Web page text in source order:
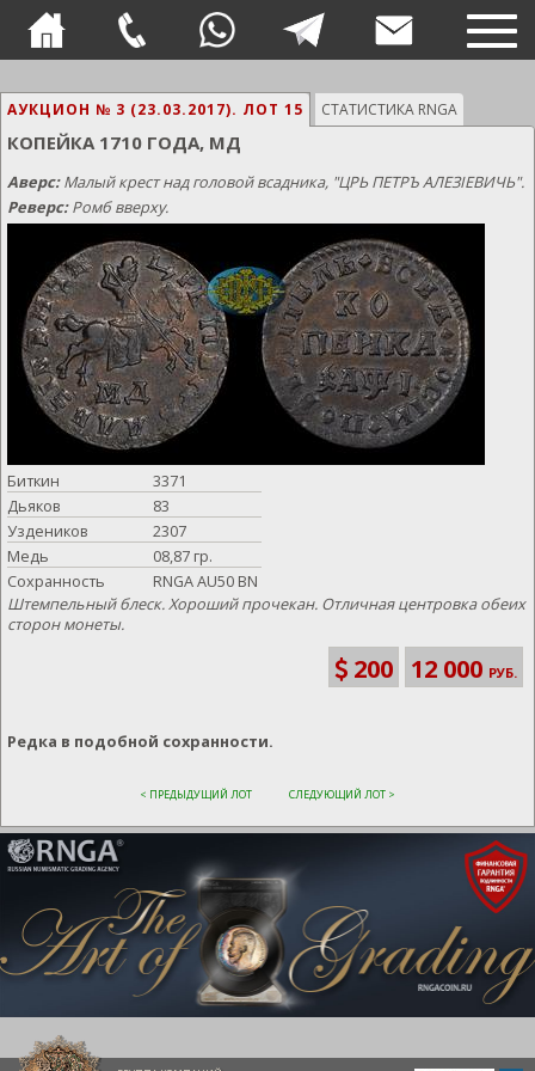
АУКЦИОН № 3 (23.03.2017). ЛОТ 15 СТАТИСТИКА RNGA
КОПЕЙКА 1710 ГОДА, МД
Аверс:Малый крест над головой всадника, "ЦРЬ ПЕТРЪ АЛЕЗIЕВИЧЬ".
Реверс:Ромб вверху.
Биткин
3371
Дьяков
83
Уздеников
2307
Медь
08,87 гр.
Сохранность
RNGA AU50 BN
Штемпельный блеск. Хороший прочекан. Отличная центровка обеих
сторон монеты.
200 12 000 РУБ.
Редка в подобной сохранности.
< ПРЕДЫДУЩИЙ ЛОТ СЛЕДУЮЩИЙ ЛОТ >